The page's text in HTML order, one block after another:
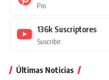
Pin
136k Suscriptores
Suscribir
Últimas Noticias